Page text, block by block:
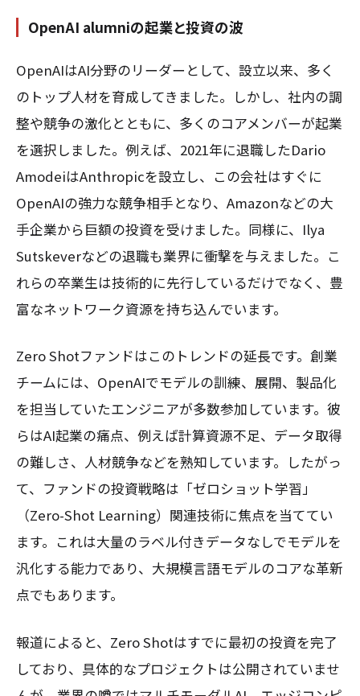
OpenAI alumniの起業と投資の波
OpenAIはAI分野のリーダーとして、設立以来、多く
のトップ人材を育成してきました。しかし、社内の調
整や競争の激化とともに、多くのコアメンバーが起業
を選択しました。例えば、2021年に退職したDario
AmodeiはAnthropicを設立し、この会社はすぐに
OpenAIの強力な競争相手となり、Amazonなどの大
手企業から巨額の投資を受けました。同様に、Ilya
Sutskeverなどの退職も業界に衝撃を与えました。こ
れらの卒業生は技術的に先行しているだけでなく、豊
富なネットワーク資源を持ち込んでいます。
Zero Shotファンドはこのトレンドの延長です。創業
チームには、OpenAIでモデルの訓練、展開、製品化
を担当していたエンジニアが多数参加しています。彼
らはAI起業の痛点、例えば計算資源不足、データ取得
の難しさ、人材競争などを熟知しています。したがっ
て、ファンドの投資戦略は「ゼロショット学習」
（Zero-Shot Learning）関連技術に焦点を当ててい
ます。これは大量のラベル付きデータなしでモデルを
汎化する能力であり、大規模言語モデルのコアな革新
点でもあります。
報道によると、Zero Shotはすでに最初の投資を完了
しており、具体的なプロジェクトは公開されていませ